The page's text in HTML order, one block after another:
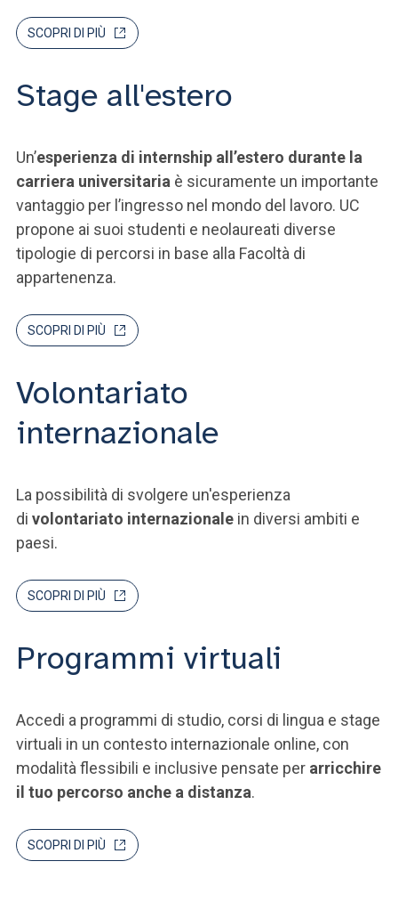
SCOPRI DI PIÙ
Stage all'estero
Un’esperienza di internship all’estero durante la
carriera universitaria è sicuramente un importante
vantaggio per l’ingresso nel mondo del lavoro. UC
propone ai suoi studenti e neolaureati diverse
tipologie di percorsi in base alla Facoltà di
appartenenza.
SCOPRI DI PIÙ
Volontariato
internazionale
La possibilità di svolgere un'esperienza
di volontariato internazionale in diversi ambiti e
paesi.
SCOPRI DI PIÙ
Programmi virtuali
Accedi a programmi di studio, corsi di lingua e stage
virtuali in un contesto internazionale online, con
modalità flessibili e inclusive pensate per arricchire
il tuo percorso anche a distanza.
SCOPRI DI PIÙ